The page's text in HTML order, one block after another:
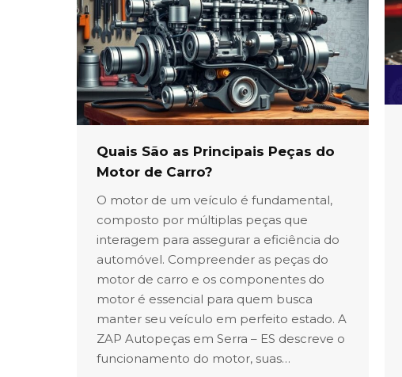
Quais São as Principais Peças do
Motor de Carro?
O motor de um veículo é fundamental,
composto por múltiplas peças que
interagem para assegurar a eficiência do
automóvel. Compreender as peças do
motor de carro e os componentes do
motor é essencial para quem busca
manter seu veículo em perfeito estado. A
ZAP Autopeças em Serra – ES descreve o
funcionamento do motor, suas…